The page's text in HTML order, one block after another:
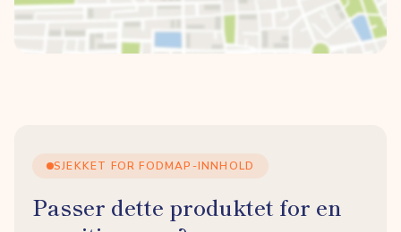
SJEKKET FOR FODMAP-INNHOLD
Passer dette produktet for en